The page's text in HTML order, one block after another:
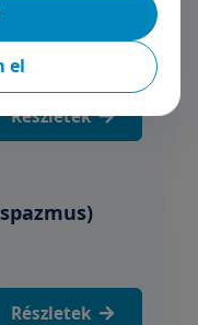
Részletek
Részletek
el